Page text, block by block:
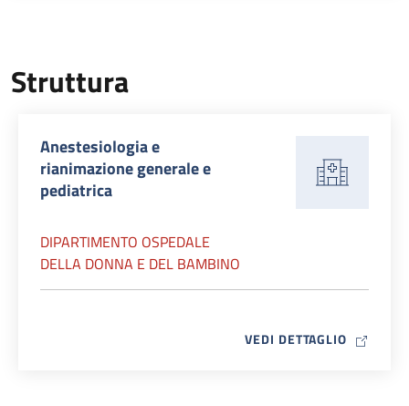
Struttura
Anestesiologia e
rianimazione generale e
pediatrica
DIPARTIMENTO OSPEDALE
DELLA DONNA E DEL BAMBINO
VEDI DETTAGLIO MAP ICON